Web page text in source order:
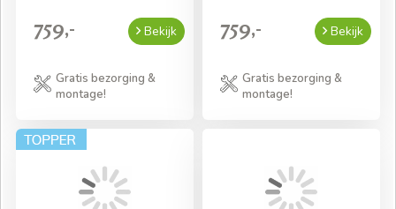
759,- Bekijk
Gratis bezorging &
montage!
759,- Bekijk
Gratis bezorging &
montage!